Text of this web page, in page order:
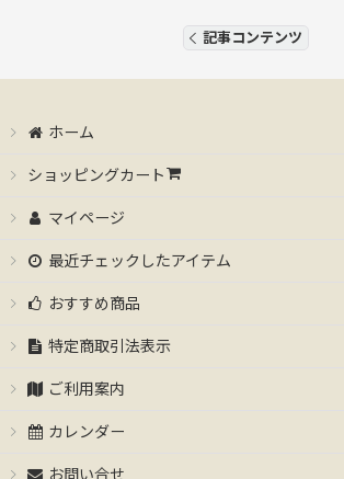
記事コンテンツ
ホーム
ショッピングカート
マイページ
最近チェックしたアイテム
おすすめ商品
特定商取引法表示
ご利用案内
カレンダー
お問い合せ